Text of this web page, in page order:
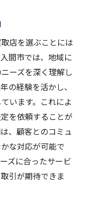
店を選ぶことには
間市では、地域に
ーズを深く理解し
の経験を活かし、
います。これによ
を依頼することが
、顧客とのコミュ
な対応が可能で
ズに合ったサービ
引が期待できま